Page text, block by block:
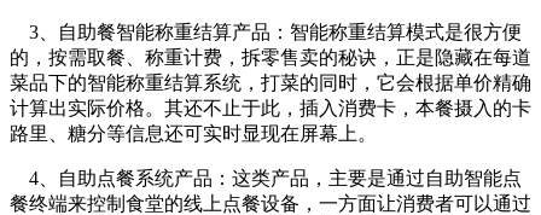
3、自助餐智能称重结算产品：智能称重结算模式是很方便
的，按需取餐、称重计费，拆零售卖的秘诀，正是隐藏在每道
菜品下的智能称重结算系统，打菜的同时，它会根据单价精确
计算出实际价格。其还不止于此，插入消费卡，本餐摄入的卡
路里、糖分等信息还可实时显现在屏幕上。
4、自助点餐系统产品：这类产品，主要是通过自助智能点
餐终端来控制食堂的线上点餐设备，一方面让消费者可以通过